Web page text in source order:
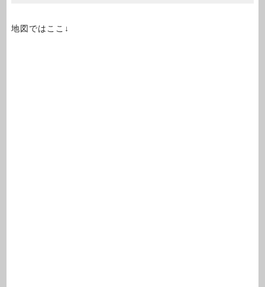
地図ではここ↓